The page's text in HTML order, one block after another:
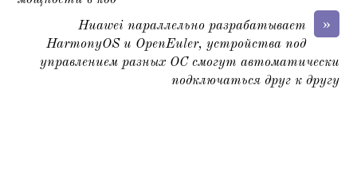
»
Huawei параллельно разрабатывает
HarmonyOS и OpenEuler, устройства под
управлением разных ОС смогут автоматически
подключаться друг к другу